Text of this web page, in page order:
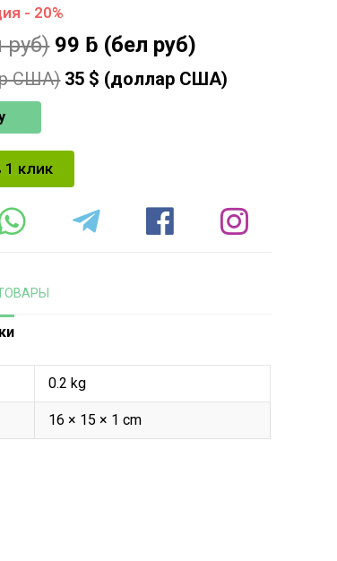
- 20%
99 ƃ (бел руб)
США) 35 $ (доллар США)
1 клик
0.2 kg
16 × 15 × 1 cm